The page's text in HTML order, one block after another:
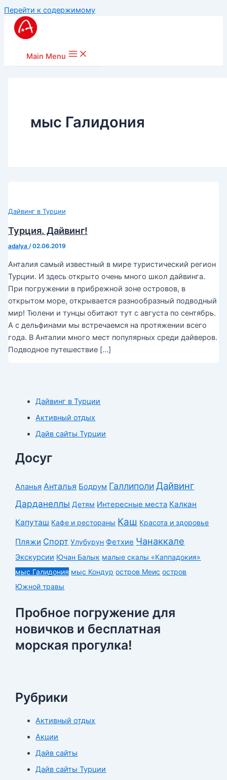
Перейти к содержимому
Main Menu
мыс Галидония
Дайвинг в Турции
Турция. Дайвинг!
adalya /02.06.2019
Анталия самый известный в мире туристический регион
Турции. И здесь открыто очень много школ дайвинга.
При погружении в прибрежной зоне островов, в
открытом море, открывается разнообразный подводный
мир! Тюлени и тунцы обитают тут с августа по сентябрь.
А с дельфинами мы встречаемся на протяжении всего
года. В Анталии много мест популярных среди дайверов.
Подводное путешествие […]
Дайвинг в Турции
Активный отдых
Дайв сайты Турции
Досуг
Аланья Анталья Бодрум Галлиполи Дайвинг
Дарданеллы Детям Интересные места Калкан
Капуташ Кафе и рестораны Каш Красота и здоровье
Пляжи Спорт Улубурун Фетхие Чанаккале
Экскурсии Ючан Балык малые скалы «Каппадокия»
мыс Галидония мыс Кондур остров Меис остров
Южной травы
Пробное погружение для
новичков и бесплатная
морская прогулка!
Рубрики
Активный отдых
Акции
Дайв сайты
Дайв сайты Турции